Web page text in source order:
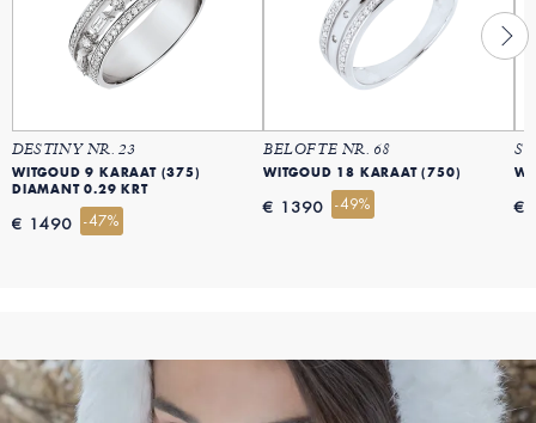
DESTINY NR. 23
WITGOUD 9 KARAAT (375)
DIAMANT 0.29 KRT
€ 1490 -47%
BELOFTE NR. 68
WITGOUD 18 KARAAT (750)
€ 1390 -49% €